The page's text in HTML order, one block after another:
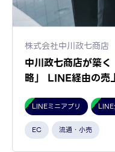
株式会社中川政七商店
中川政七商店が築
略」 LINE経由の売
LINEミニアプリ
EC 流通・小売